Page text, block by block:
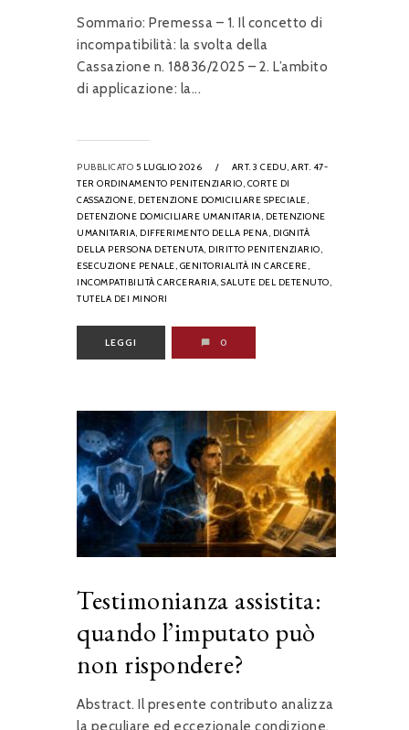
Sommario: Premessa – 1. Il concetto di
incompatibilità: la svolta della
Cassazione n. 18836/2025 – 2. L’ambito
di applicazione: la...
PUBBLICATO 5 LUGLIO 2026 / ART. 3 CEDU, ART. 47-
TER ORDINAMENTO PENITENZIARIO, CORTE DI
CASSAZIONE, DETENZIONE DOMICILIARE SPECIALE,
DETENZIONE DOMICILIARE UMANITARIA, DETENZIONE
UMANITARIA, DIFFERIMENTO DELLA PENA, DIGNITÀ
DELLA PERSONA DETENUTA, DIRITTO PENITENZIARIO,
ESECUZIONE PENALE, GENITORIALITÀ IN CARCERE,
INCOMPATIBILITÀ CARCERARIA, SALUTE DEL DETENUTO,
TUTELA DEI MINORI
LEGGI 0
Testimonianza assistita:
quando l’imputato può
non rispondere?
Abstract. Il presente contributo analizza
la peculiare ed eccezionale condizione,